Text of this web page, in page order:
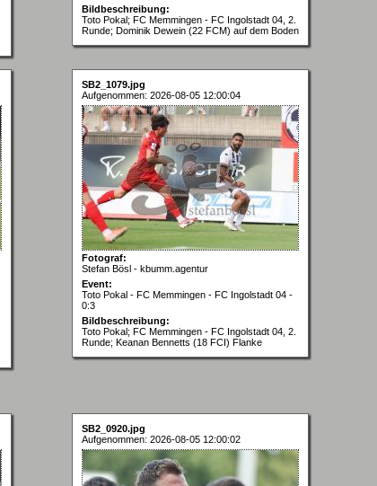
Bildbeschreibung:
Toto Pokal; FC Memmingen - FC Ingolstadt 04, 2.
Runde; Dominik Dewein (22 FCM) auf dem Boden
SB2_1079.jpg
Aufgenommen: 2026-08-05 12:00:04
Fotograf:
Stefan Bösl - kbumm.agentur
Event:
Toto Pokal - FC Memmingen - FC Ingolstadt 04 -
0:3
Bildbeschreibung:
Toto Pokal; FC Memmingen - FC Ingolstadt 04, 2.
Runde; Keanan Bennetts (18 FCI) Flanke
SB2_0920.jpg
Aufgenommen: 2026-08-05 12:00:02